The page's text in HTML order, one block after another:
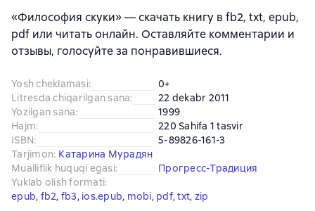
«Философия скуки» — скачать книгу в fb2, txt, epub,
pdf или читать онлайн. Оставляйте комментарии и
отзывы, голосуйте за понравившиеся.
Yosh cheklamasi:
0+
Litresda chiqarilgan sana:
22 dekabr 2011
Yozilgan sana:
1999
Hajm:
220 Sahifa 1 tasvir
ISBN:
5-89826-161-3
Tarjimon: Катарина Мурадян
Mualliflik huquqi egasi:
Прогресс-Традиция
Yuklab olish formati:
epub, fb2, fb3, ios.epub, mobi, pdf, txt, zip